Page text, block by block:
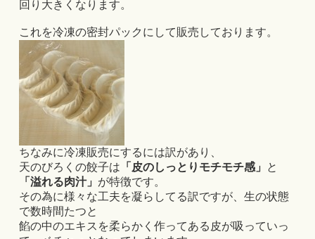
回り大きくなります。
これを冷凍の密封パックにして販売しております。
ちなみに冷凍販売にするには訳があり、
天のびろくの餃子は 「皮のしっとりモチモチ感」
と
「溢れる肉汁」 が特徴です。
その為に様々な工夫を凝らしてる訳ですが、生の状態
で数時間たつと
餡の中のエキスを柔らかく作ってある皮が吸っていっ